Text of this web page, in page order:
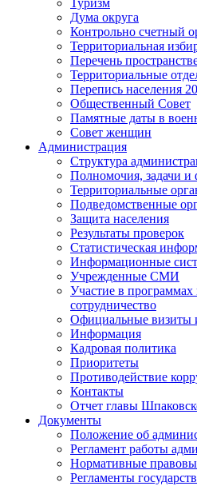
Туризм
Дума округа
Контрольно счетный
Территориальная
Перечень
Территориальные
Перепись населения
Общественный Совет
Памятные даты в
Совет женщин
Администрация
Структура
Полномочия, задачи и
Территориальные
Подведомственные
Защита населения
Результаты проверок
Статистическая
Информационные
Учрежденные СМИ
Участие в
сотрудничество
Официальные визиты
Информация
Кадровая политика
Приоритеты
Противодействие
Контакты
Отчет главы
Документы
Положение об
Регламент работы
Нормативные
Регламенты